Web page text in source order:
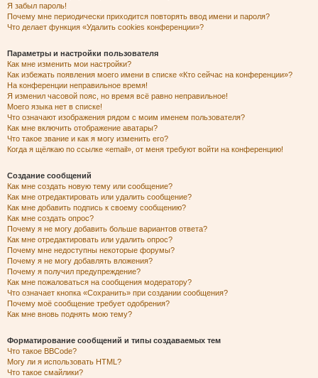
Я забыл пароль!
Почему мне периодически приходится повторять ввод имени и пароля?
Что делает функция «Удалить cookies конференции»?
Параметры и настройки пользователя
Как мне изменить мои настройки?
Как избежать появления моего имени в списке «Кто сейчас на конференции»?
На конференции неправильное время!
Я изменил часовой пояс, но время всё равно неправильное!
Моего языка нет в списке!
Что означают изображения рядом с моим именем пользователя?
Как мне включить отображение аватары?
Что такое звание и как я могу изменить его?
Когда я щёлкаю по ссылке «email», от меня требуют войти на конференцию!
Создание сообщений
Как мне создать новую тему или сообщение?
Как мне отредактировать или удалить сообщение?
Как мне добавить подпись к своему сообщению?
Как мне создать опрос?
Почему я не могу добавить больше вариантов ответа?
Как мне отредактировать или удалить опрос?
Почему мне недоступны некоторые форумы?
Почему я не могу добавлять вложения?
Почему я получил предупреждение?
Как мне пожаловаться на сообщения модератору?
Что означает кнопка «Сохранить» при создании сообщения?
Почему моё сообщение требует одобрения?
Как мне вновь поднять мою тему?
Форматирование сообщений и типы создаваемых тем
Что такое BBCode?
Могу ли я использовать HTML?
Что такое смайлики?